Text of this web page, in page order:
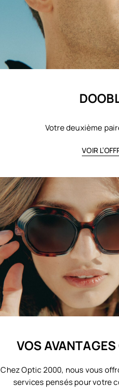
Votre deuxième
VOIR
VOS
Chez Optic 2000, nous vous
services pensés pour votre